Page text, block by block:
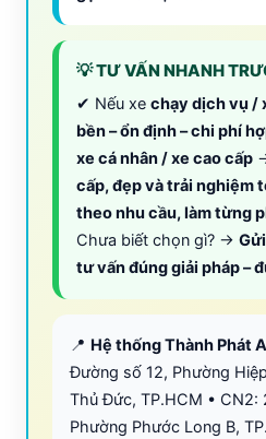
💡 TƯ VẤN NHANH
✔ Nếu xe chạy dịch vụ /
bền – ổn định – chi phí
xe cá nhân / xe cao cấp
cấp, đẹp và trải nghiệm
theo nhu cầu, làm từng
Chưa biết chọn gì? →
tư vấn đúng giải pháp –
📍 Hệ thống Thành Phát
Đường số 12, Phường
Thủ Đức, TP.HCM • CN2:
Phường Phước Long B,